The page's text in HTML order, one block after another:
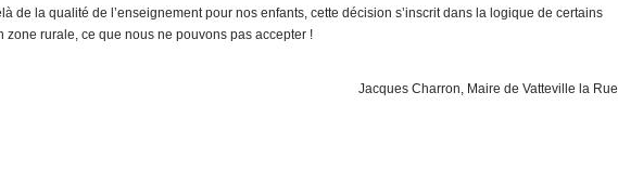
de la qualité de l’enseignement pour nos enfants, cette décision s’inscrit dans la logique de certains
rurale, ce que nous ne pouvons pas accepter !
Jacques Charron, Maire de Vatteville la Rue